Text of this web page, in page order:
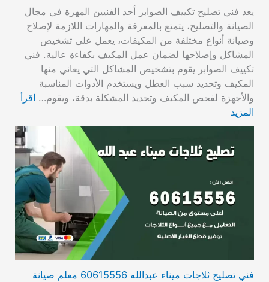
يعد فني تصليح تكييف الصوابر أحد الفنيين المهرة في مجال
الصيانة والتصليح، يتمتع بالمعرفة والمهارات اللازمة لإصلاح
وصيانة أنواع مختلفة من المكيفات، يعمل على تشخيص
المشاكل وإصلاحها لضمان عمل المكيف بكفاءة عالية. فني
تكييف الصوابر يقوم بتشخيص المشاكل التي يعاني منها
المكيف وتحديد سبب العطل ويستخدم الأدوات المناسبة
والأجهزة لفحص المكيف وتحديد المشكلة بدقة، ويقوم… اقرأ
المزيد
فني تصليح ثلاجات ميناء عبدالله 60615556 معلم صيانة